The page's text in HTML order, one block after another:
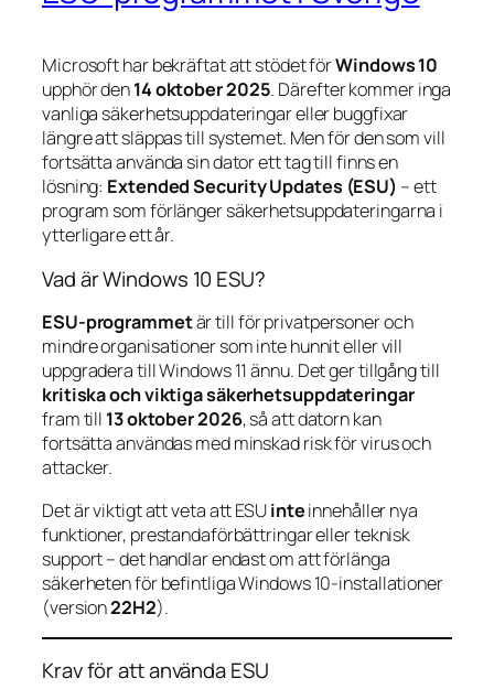
Microsoft har bekräftat att stödet förWindows 10
upphör den14 oktober 2025. Därefter kommer inga
vanliga säkerhetsuppdateringar eller buggfixar
längre att släppas till systemet. Men för den som vill
fortsätta använda sin dator ett tag till finns en
lösning: Extended Security Updates (ESU) – ett
program som förlänger säkerhetsuppdateringarna i
ytterligare ett år.
Vad är Windows 10 ESU?
ESU-programmetär till för privatpersoner och
mindre organisationer som inte hunnit eller vill
uppgradera till Windows 11 ännu. Det ger tillgång till
kritiska och viktiga säkerhetsuppdateringar
fram till 13 oktober 2026, så att datorn kan
fortsätta användas med minskad risk för virus och
attacker.
Det är viktigt att veta att ESUinteinnehåller nya
funktioner, prestandaförbättringar eller teknisk
support – det handlar endast om att förlänga
säkerheten för befintliga Windows 10-installationer
(version22H2).
Krav för att använda ESU